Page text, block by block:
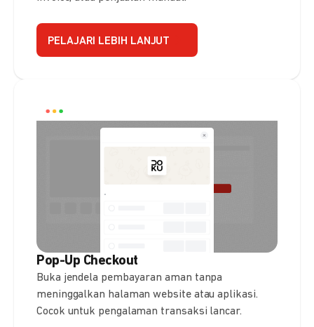
PELAJARI LEBIH LANJUT
Pop-Up Checkout
Buka jendela pembayaran aman tanpa
meninggalkan halaman website atau aplikasi.
Cocok untuk pengalaman transaksi lancar.